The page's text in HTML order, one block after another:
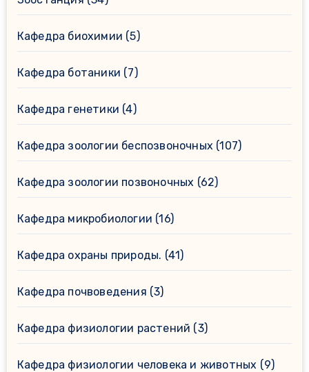
Кафедра биохимии (5)
Кафедра ботаники (7)
Кафедра генетики (4)
Кафедра зоологии беспозвоночных (107)
Кафедра зоологии позвоночных (62)
Кафедра микробиологии (16)
Кафедра охраны природы. (41)
Кафедра почвоведения (3)
Кафедра физиологии растений (3)
Кафедра физиологии человека и животных (9)